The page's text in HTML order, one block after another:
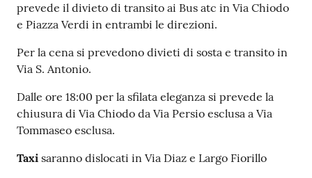
prevede il divieto di transito ai Bus atc in Via Chiodo
e Piazza Verdi in entrambi le direzioni.
Per la cena si prevedono divieti di sosta e transito in
Via S. Antonio.
Dalle ore 18:00 per la sfilata eleganza si prevede la
chiusura di Via Chiodo da Via Persio esclusa a Via
Tommaseo esclusa.
Taxi saranno dislocati in Via Diaz e Largo Fiorillo